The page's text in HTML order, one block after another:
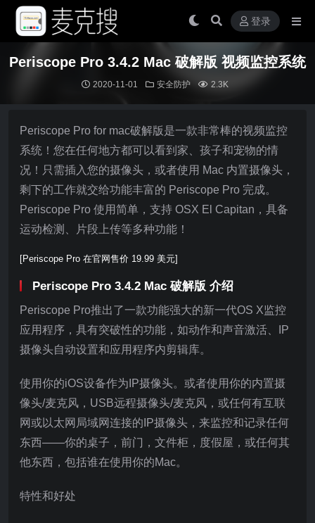
登录
Periscope Pro 3.4.2 Mac 破解版 视频监控系统
2020-11-01 安全防护 2.3K
Periscope Pro for mac破解版是一款非常棒的视频监控
系统！您在任何地方都可以看到家、孩子和宠物的情
况！只需插入您的摄像头，或者使用 Mac 内置摄像头，
剩下的工作就交给功能丰富的 Periscope Pro 完成。
Periscope Pro 使用简单，支持 OSX El Capitan，具备
运动检测、片段上传等多种功能！
[Periscope Pro 在官网售价 19.99 美元]
Periscope Pro 3.4.2 Mac 破解版 介绍
Periscope Pro推出了一款功能强大的新一代OS X监控
应用程序，具有突破性的功能，如动作和声音激活、IP
摄像头自动设置和应用程序内剪辑库。
使用你的iOS设备作为IP摄像头。或者使用你的内置摄
像头/麦克风，USB远程摄像头/麦克风，或任何有互联
网或以太网局域网连接的IP摄像头，来监控和记录任何
东西——你的桌子，前门，文件柜，度假屋，或任何其
他东西，包括谁在使用你的Mac。
特性和好处